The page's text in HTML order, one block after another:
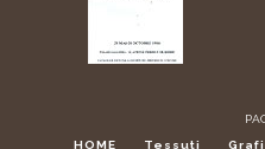
HOME
Tessuti